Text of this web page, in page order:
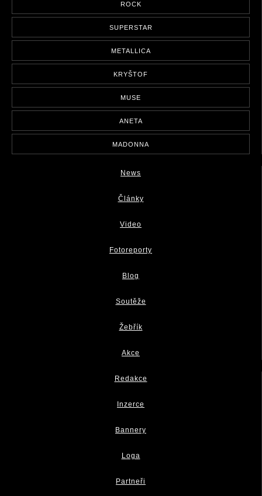
ROCK
SUPERSTAR
METALLICA
KRYŠTOF
MUSE
ANETA
MADONNA
News
Články
Video
Fotoreporty
Blog
Soutěže
Žebřík
Akce
Redakce
Inzerce
Bannery
Loga
Partneři